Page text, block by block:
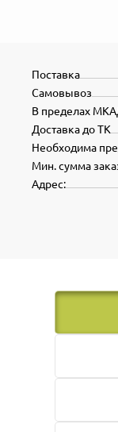
Поставка
Самовывоз
В пределах
Доставка до ТК
Необходима
Мин. сумма
Адрес: